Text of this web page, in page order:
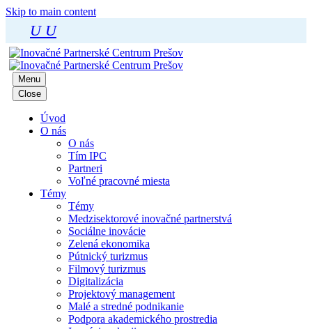
Skip to main content
U U
Menu
Close
Úvod
O nás
O nás
Tím IPC
Partneri
Voľné pracovné miesta
Témy
Témy
Medzisektorové inovačné partnerstvá
Sociálne inovácie
Zelená ekonomika
Pútnický turizmus
Filmový turizmus
Digitalizácia
Projektový management
Malé a stredné podnikanie
Podpora akademického prostredia